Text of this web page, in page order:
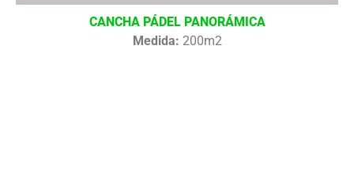
CANCHA PÁDEL PANORÁMICA
Medida: 200m2